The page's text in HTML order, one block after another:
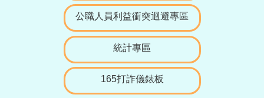
公職人員利益衝突迴避專區
統計專區
165打詐儀錶板